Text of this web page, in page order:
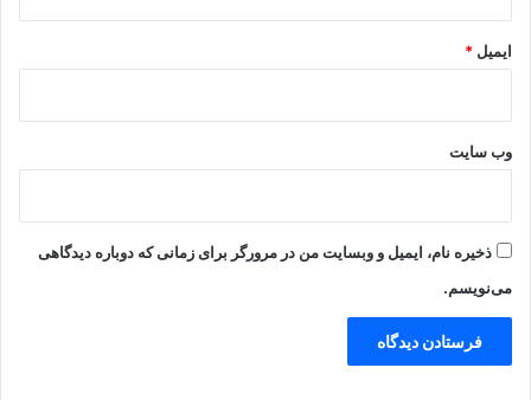
ایمیل *
وب‌ سایت
ذخیره نام، ایمیل و وبسایت من در مرورگر برای زمانی که دوباره دیدگاهی
می‌نویسم.